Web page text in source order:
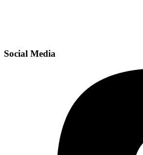
Social Media